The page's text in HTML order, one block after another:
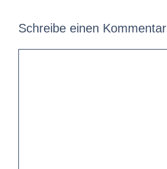
Schreibe einen Kommentar